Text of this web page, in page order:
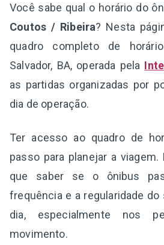
Você sabe qual o horário do
Coutos / Ribeira? Nesta
quadro completo de
Salvador, BA, operada pela
as partidas organizadas por
dia de operação.
Ter acesso ao quadro de
passo para planejar a
que saber se o ônibus
frequência e a regularidade
dia, especialmente nos
movimento.